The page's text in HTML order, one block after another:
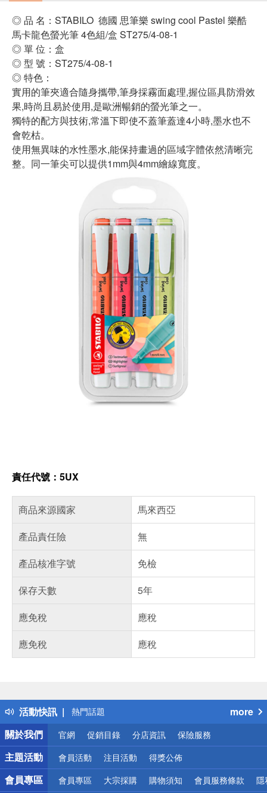
◎ 品 名：STABILO 德國 思筆樂 swing cool Pastel 樂酷
馬卡龍色螢光筆 4色組/盒 ST275/4-08-1
◎ 單 位：盒
◎ 型 號：ST275/4-08-1
◎ 特色：
實用的筆夾適合隨身攜帶,筆身採霧面處理,握位區具防滑效
果,時尚且易於使用,是歐洲暢銷的螢光筆之一。
獨特的配方與技術,常溫下即使不蓋筆蓋達4小時,墨水也不
會乾枯。
使用無異味的水性墨水,能保持畫過的區域字體依然清晰完
整。同一筆尖可以提供1mm與4mm繪線寬度。
責任代號：5UX
商品來源國家
馬來西亞
產品責任險
無
產品核准字號
免檢
保存天數
5年
應免稅
應稅
應免稅
應稅
活動快訊
得獎公告
熱門話題
銀行優惠
偏遠地區配送
詐騙網頁！請小心！
more
關於我們
官網 促銷目錄 分店資訊 保險服務
主題活動 會員活動 注目活動 得獎公佈
會員專區 會員專區 大宗採購 購物須知 會員服務條款 隱